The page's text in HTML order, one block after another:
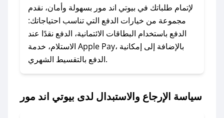
لا تقلق! يمكنك التواصل مع فريق دعم صحصح عبر
الرسائل الخاصة على تويتر أو البريد الإلكتروني،
وسنقوم بحل المشكلة في أسرع وقت ممكن.
### ماذا أفعل إذا لم أجد كود خصم لمتجري
المفضل؟
مراسلتنا مباشرة وسنعمل على توفير الكوبونات في
لإتمام طلباتك في بيوتي اند مور بسهولة وأمان، نقدم
مجموعة من خيارات الدفع التي تناسب احتياجاتك:
الدفع باستخدام البطاقات الائتمانية، الدفع نقدًا عند
الاستلام، خدمة Apple Pay، بالإضافة إلى إمكانية
الدفع بالتقسيط الشهري.
سياسة الإرجاع والاستبدال لدى بيوتي اند مور